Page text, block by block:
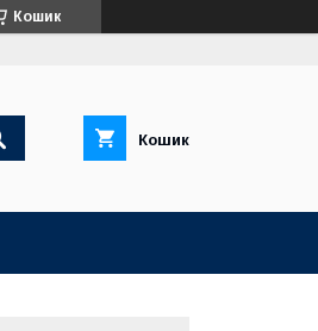
Кошик
Кошик